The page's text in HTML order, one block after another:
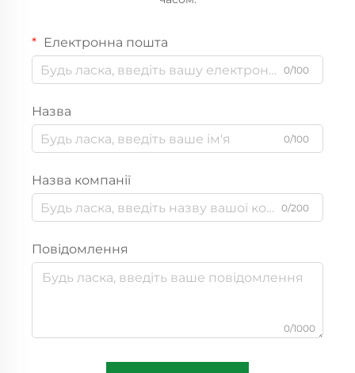
Електронна пошта
0/100
Назва
0/100
Назва компанії
0/200
Повідомлення
0/1000